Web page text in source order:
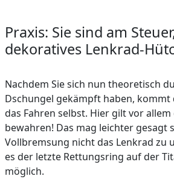
Praxis: Sie sind am
dekoratives Lenkrad-
Nachdem Sie sich nun theoretisch
Dschungel gekämpft haben, kommt
das Fahren selbst. Hier gilt vor allem
bewahren! Das mag leichter gesagt
Vollbremsung nicht das Lenkrad zu
es der letzte Rettungsring auf der
möglich.